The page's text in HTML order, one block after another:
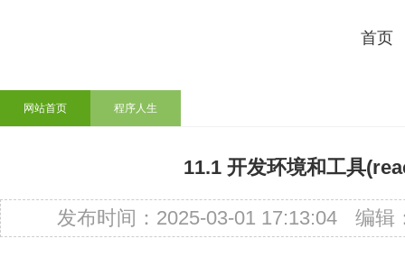
首页
网站首页 程序人生
11.1 开发环境和工具
发布时间：2025-03-01 17:13:04 编辑